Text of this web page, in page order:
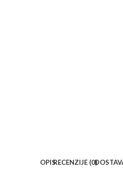
OPISRECENZIJE (0)